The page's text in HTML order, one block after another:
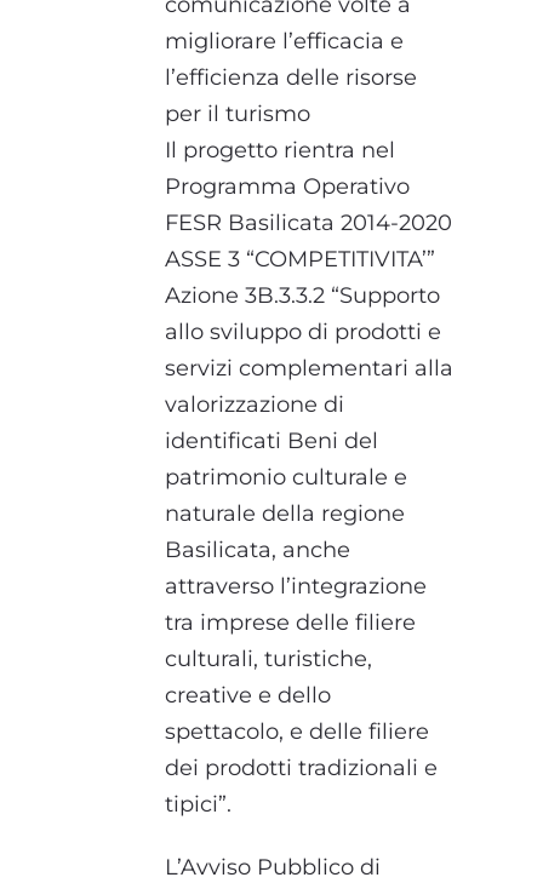
migliorare l’efficacia e
l’efficienza delle risorse
per il turismo
Il progetto rientra nel
Programma Operativo
FESR Basilicata 2014-2020
ASSE 3 “COMPETITIVITA’”
Azione 3B.3.3.2 “Supporto
allo sviluppo di prodotti e
servizi complementari alla
valorizzazione di
identificati Beni del
patrimonio culturale e
naturale della regione
Basilicata, anche
attraverso l’integrazione
tra imprese delle filiere
culturali, turistiche,
creative e dello
spettacolo, e delle filiere
dei prodotti tradizionali e
tipici”.
L’Avviso Pubblico di